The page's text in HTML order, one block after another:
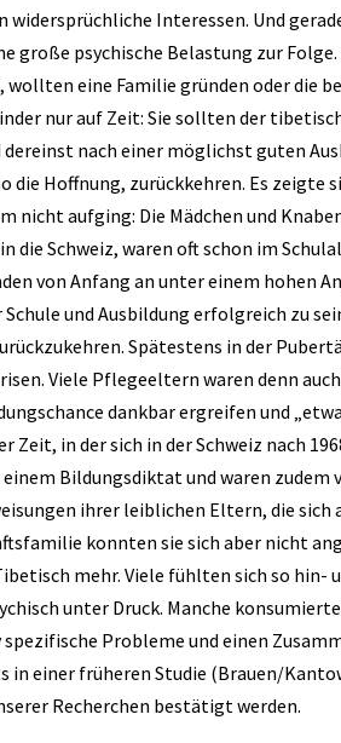
Interessen. Und
große psychische Belastung zur
eine Familie gründen oder die
nur auf Zeit: Sie sollten der
nach einer möglichst guten
Hoffnung, zurückkehren. Es zeigte
nicht aufging: Die Mädchen und
die Schweiz, waren oft schon im
von Anfang an unter einem hohen
und Ausbildung erfolgreich zu
Spätestens in der
Viele Pflegeeltern waren denn
dankbar ergreifen und
Zeit, in der sich in der Schweiz nach
Bildungsdiktat und waren zudem
ihrer leiblichen Eltern, die sich
konnten sie sich aber nicht
mehr. Viele fühlten sich so hin-
unter Druck. Manche
spezifische Probleme und einen
in einer früheren Studie (Brauen/
Recherchen bestätigt werden.